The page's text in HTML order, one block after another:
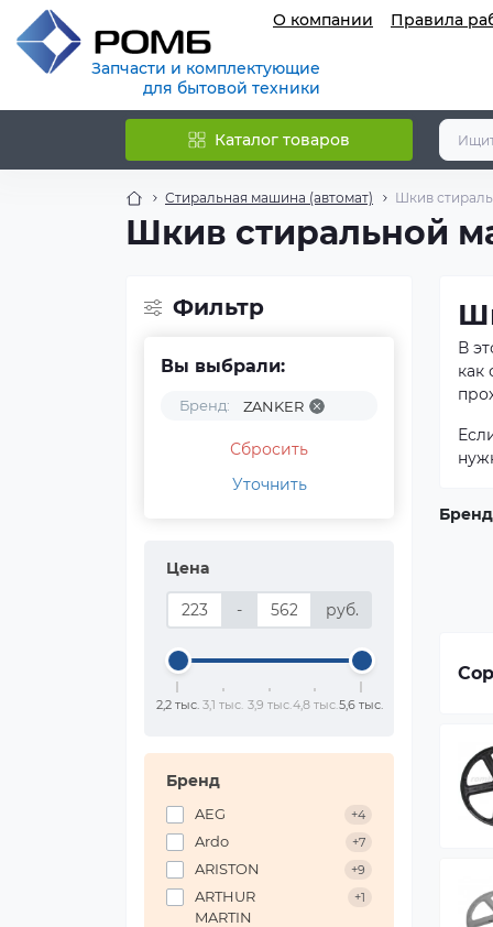
Запчасти и комплектующие
для бытовой техники
О компании Правила
Каталог товаров
Стиральная машина (автомат) Шкив
Шкив стиральной
Фильтр
Вы выбрали:
Бренд: ZANKER
Сбросить
Уточнить
Цена
- руб.
2,2 тыс. 3,1 тыс. 3,9 тыс.4,8 тыс.5,6 тыс.
Бренд
AEG +4
Ardo +7
ARISTON +9
ARTHUR
MARTIN
+1
В
как
Бренд